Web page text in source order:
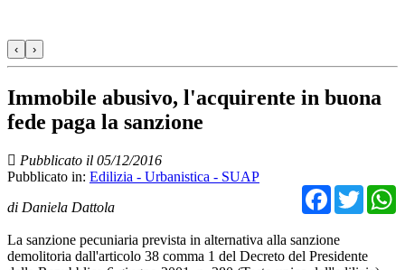
‹ ›
Immobile abusivo, l'acquirente in buona
fede paga la sanzione
Pubblicato il 05/12/2016
Pubblicato in: Edilizia - Urbanistica - SUAP
di Daniela Dattola
La sanzione pecuniaria prevista in alternativa alla sanzione
demolitoria dall'articolo 38 comma 1 del Decreto del Presidente